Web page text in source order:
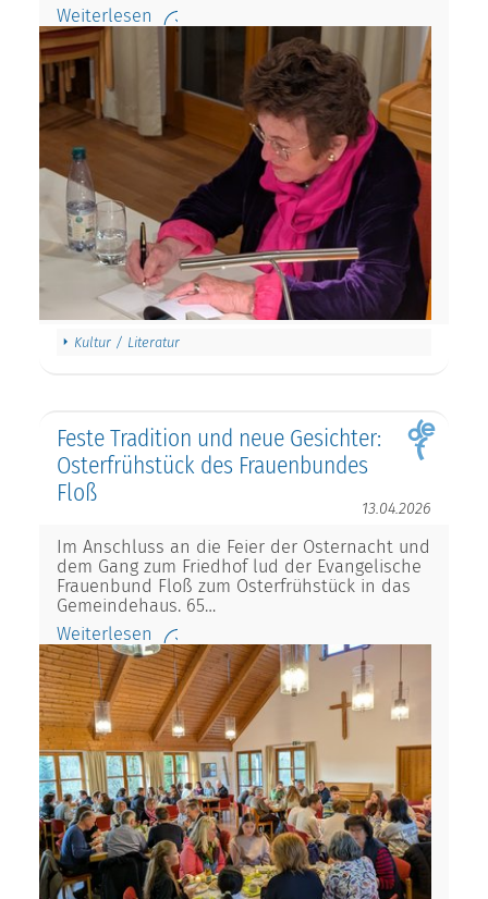
Weiterlesen
Kultur / Literatur
Feste Tradition und neue Gesichter:
Osterfrühstück des Frauenbundes
Floß
13.04.2026
Im Anschluss an die Feier der Osternacht und
dem Gang zum Friedhof lud der Evangelische
Frauenbund Floß zum Osterfrühstück in das
Gemeindehaus. 65…
Weiterlesen